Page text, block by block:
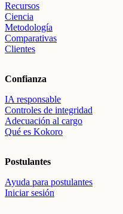
Recursos
Ciencia
Metodología
Comparativas
Clientes
Confianza
IA responsable
Controles de integridad
Adecuación al cargo
Qué es Kokoro
Postulantes
Ayuda para postulantes
Iniciar sesión